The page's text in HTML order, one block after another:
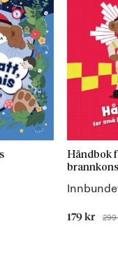
Håndbok
179 kr Før
299